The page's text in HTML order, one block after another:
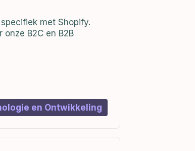
met Shopify.
B2C en B2B
en Ontwikkeling